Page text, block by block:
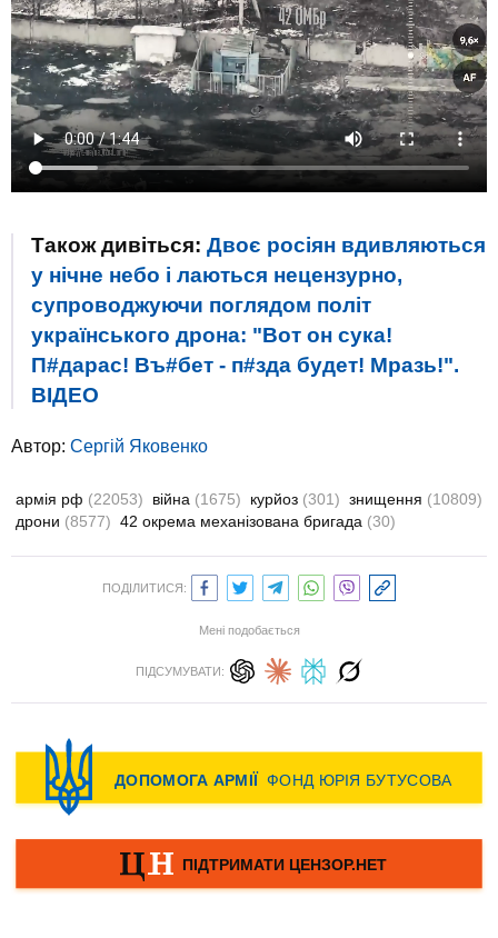
Також дивіться: Двоє росіян вдивляються
у нічне небо і лаються нецензурно,
супроводжуючи поглядом політ
українського дрона: "Вот он сука!
П#дарас! Въ#бет - п#зда будет! Мразь!".
ВIДЕО
Автор: Сергій Яковенко
армія рф (22053) війна (1675) курйоз (301) знищення (10809)
дрони (8577) 42 окрема механізована бригада (30)
ПОДІЛИТИСЯ:
Мені подобається
ПІДСУМУВАТИ: